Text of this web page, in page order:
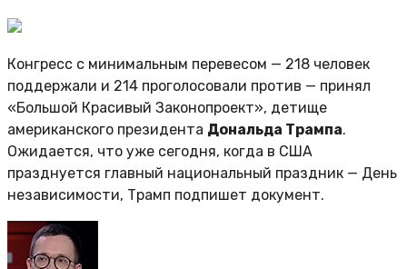
Конгресс с минимальным перевесом — 218 человек
поддержали и 214 проголосовали против — принял
«Большой Красивый Законопроект», детище
американского президента Дональда Трампа.
Ожидается, что уже сегодня, когда в США
празднуется главный национальный праздник — День
независимости, Трамп подпишет документ.